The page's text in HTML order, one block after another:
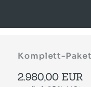
Komplett-Paket
2.980,00 EUR